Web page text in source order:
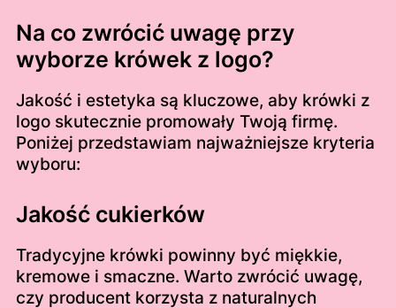
Na co zwrócić uwagę przy
wyborze krówek z logo?
Jakość i estetyka są kluczowe, aby krówki z
logo skutecznie promowały Twoją firmę.
Poniżej przedstawiam najważniejsze kryteria
wyboru:
Jakość cukierków
Tradycyjne krówki powinny być miękkie,
kremowe i smaczne. Warto zwrócić uwagę,
czy producent korzysta z naturalnych